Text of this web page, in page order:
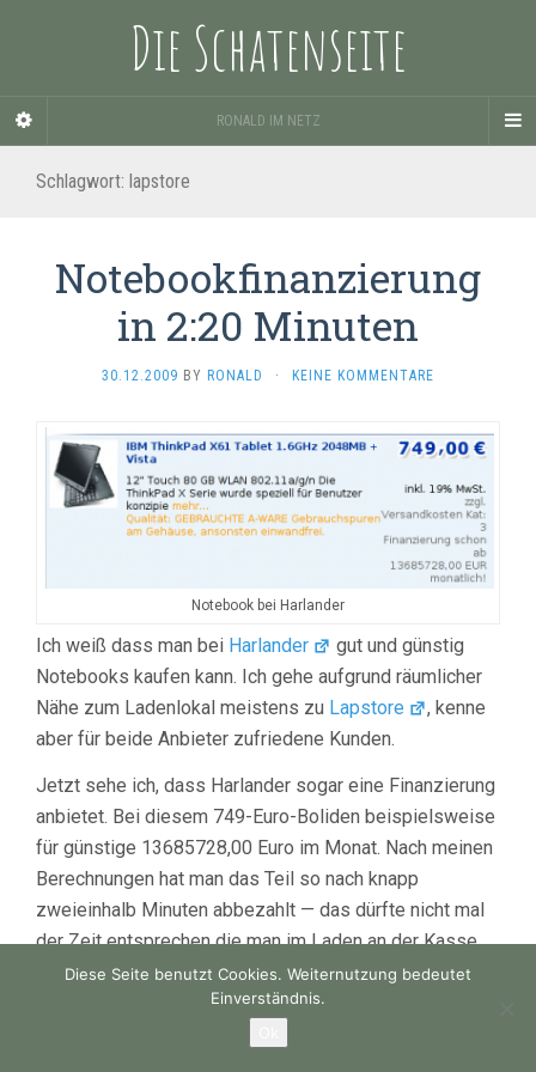
Die Schatenseite
RONALD IM NETZ
Schlagwort: lapstore
Notebookfinanzierung
in 2:20 Minuten
30.12.2009 BY RONALD · KEINE KOMMENTARE
Notebook bei Harlander
Ich weiß dass man bei Harlander
gut und günstig
Notebooks kaufen kann. Ich gehe aufgrund räumlicher
Nähe zum Ladenlokal meistens zu Lapstore
, kenne
aber für beide Anbieter zufriedene Kunden.
Jetzt sehe ich, dass Harlander sogar eine Finanzierung
anbietet. Bei diesem 749-Euro-Boliden beispielsweise
für günstige 13685728,00 Euro im Monat. Nach meinen
Berechnungen hat man das Teil so nach knapp
zweieinhalb Minuten abbezahlt — das dürfte nicht mal
der Zeit entsprechen die man im Laden an der Kasse
verbringen würde wenn man sowas kauft…
Diese Seite benutzt Cookies. Weiternutzung bedeutet
Einverständnis.